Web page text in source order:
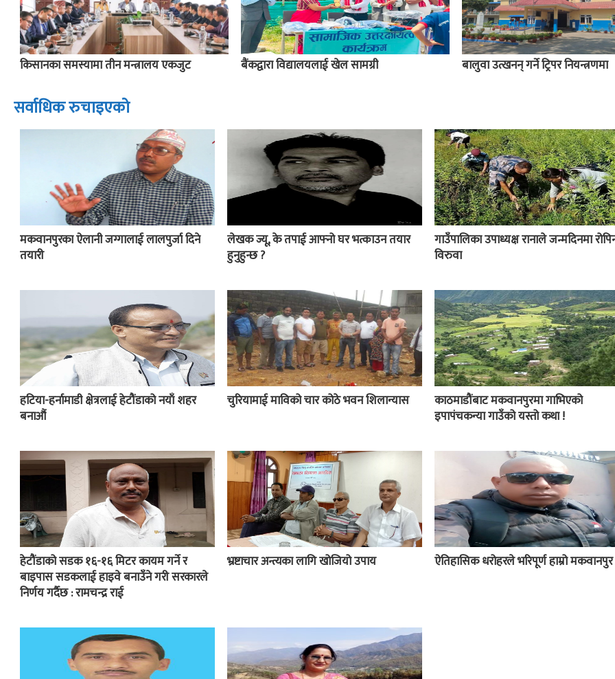
किसानका समस्यामा तीन मन्त्रालय एकजुट बैंकद्वारा विद्यालयलाई खेल सामग्री बालुवा उत्खनन् गर्ने ट्रिपर नियन्त्रणमा
सर्वाधिक रुचाइएको
मकवानपुरका ऐलानी जग्गालाई लालपुर्जा दिने
तयारी
लेखक ज्यू, के तपाई आफ्नो घर भत्काउन तयार
हुनुहुन्छ ?
गाउँपालिका उपाध्यक्ष रानाले जन्मदिनमा
विरुवा
हटिया-हर्नामाडी क्षेत्रलाई हेटौंडाको नयाँ शहर
बनाऔं
चुरियामाई माविको चार कोठे भवन शिलान्यास
काठमाडौंबाट मकवानपुरमा गाभिएको
इपापंचकन्या गाउँको यस्तो कथा !
हेटौंडाको सडक १६-१६ मिटर कायम गर्ने र
बाइपास सडकलाई हाइवे बनाउँने गरी सरकारले
निर्णय गर्दैछ : रामचन्द्र राई
भ्रष्टाचार अन्त्यका लागि खोजियो उपाय ऐतिहासिक धरोहरले भरिपूर्ण हाम्रो मकवानपुर